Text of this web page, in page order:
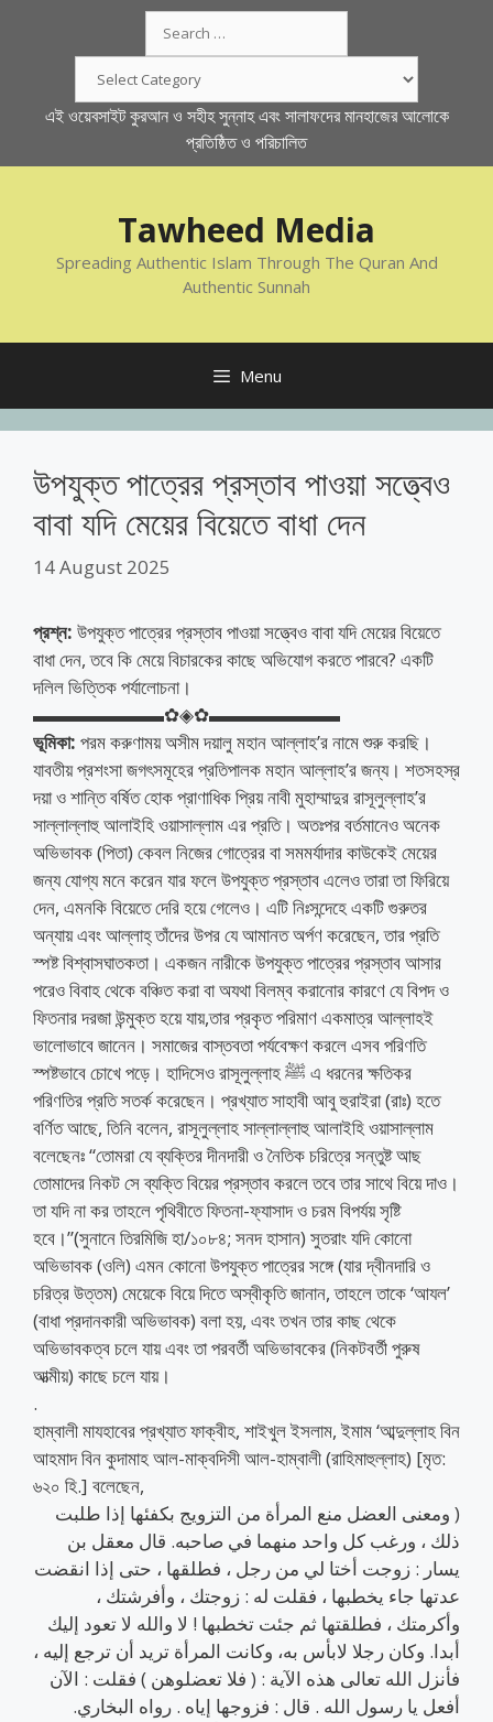
for:
এই ওয়েবসাইট কুরআন ও সহীহ সুন্নাহ এবং সালাফদের মানহাজের আলোকে
প্রতিষ্ঠিত ও পরিচালিত
Tawheed Media
Spreading Authentic Islam Through The Quran And
Authentic Sunnah
Menu
উপযুক্ত পাত্রের প্রস্তাব পাওয়া সত্ত্বেও
বাবা যদি মেয়ের বিয়েতে বাধা দেন
14 August 2025
প্রশ্ন: উপযুক্ত পাত্রের প্রস্তাব পাওয়া সত্ত্বেও বাবা যদি মেয়ের বিয়েতে
বাধা দেন, তবে কি মেয়ে বিচারকের কাছে অভিযোগ করতে পারবে? একটি
দলিল ভিত্তিক পর্যালোচনা।
▬▬▬▬▬▬▬✿◈✿▬▬▬▬▬▬▬
ভূমিকা: পরম করুণাময় অসীম দয়ালু মহান আল্লাহ’র নামে শুরু করছি।
যাবতীয় প্রশংসা জগৎসমূহের প্রতিপালক মহান আল্লাহ’র জন্য। শতসহস্র
দয়া ও শান্তি বর্ষিত হোক প্রাণাধিক প্রিয় নাবী মুহাম্মাদুর রাসূলুল্লাহ’র
সাল্লাল্লাহু আলাইহি ওয়াসাল্লাম এর প্রতি। অতঃপর বর্তমানেও অনেক
অভিভাবক (পিতা) কেবল নিজের গোত্রের বা সমমর্যাদার কাউকেই মেয়ের
জন্য যোগ্য মনে করেন যার ফলে উপযুক্ত প্রস্তাব এলেও তারা তা ফিরিয়ে
দেন, এমনকি বিয়েতে দেরি হয়ে গেলেও। এটি নিঃসন্দেহে একটি গুরুতর
অন্যায় এবং আল্লাহ্‌ তাঁদের উপর যে আমানত অর্পণ করেছেন, তার প্রতি
স্পষ্ট বিশ্বাসঘাতকতা। একজন নারীকে উপযুক্ত পাত্রের প্রস্তাব আসার
পরেও বিবাহ থেকে বঞ্চিত করা বা অযথা বিলম্ব করানোর কারণে যে বিপদ ও
ফিতনার দরজা উন্মুক্ত হয়ে যায়,তার প্রকৃত পরিমাণ একমাত্র আল্লাহই
ভালোভাবে জানেন। সমাজের বাস্তবতা পর্যবেক্ষণ করলে এসব পরিণতি
স্পষ্টভাবে চোখে পড়ে। হাদিসেও রাসূলুল্লাহ ﷺ এ ধরনের ক্ষতিকর
পরিণতির প্রতি সতর্ক করেছেন। প্রখ্যাত সাহাবী আবু হুরাইরা (রাঃ) হতে
বর্ণিত আছে, তিনি বলেন, রাসূলুল্লাহ সাল্লাল্লাহু আলাইহি ওয়াসাল্লাম
বলেছেনঃ “তোমরা যে ব্যক্তির দীনদারী ও নৈতিক চরিত্রে সন্তুষ্ট আছ
তোমাদের নিকট সে ব্যক্তি বিয়ের প্রস্তাব করলে তবে তার সাথে বিয়ে দাও।
তা যদি না কর তাহলে পৃথিবীতে ফিতনা-ফ্যাসাদ ও চরম বিপর্যয় সৃষ্টি
হবে।”(সুনানে তিরমিজি হা/১০৮৪; সনদ হাসান) সুতরাং যদি কোনো
অভিভাবক (ওলি) এমন কোনো উপযুক্ত পাত্রের সঙ্গে (যার দ্বীনদারি ও
চরিত্র উত্তম) মেয়েকে বিয়ে দিতে অস্বীকৃতি জানান, তাহলে তাকে ‘আযল’
(বাধা প্রদানকারী অভিভাবক) বলা হয়, এবং তখন তার কাছ থেকে
অভিভাবকত্ব চলে যায় এবং তা পরবর্তী অভিভাবকের (নিকটবর্তী পুরুষ
আত্মীয়) কাছে চলে যায়।
.
হাম্বালী মাযহাবের প্রখ্যাত ফাক্বীহ, শাইখুল ইসলাম, ইমাম ‘আব্দুল্লাহ বিন
আহমাদ বিন কুদামাহ আল-মাক্বদিসী আল-হাম্বালী (রাহিমাহুল্লাহ) [মৃত:
৬২০ হি.] বলেছেন,
( ومعنى العضل منع المرأة من التزويج بكفئها إذا طلبت
ذلك ، ورغب كل واحد منهما في صاحبه. قال معقل بن
يسار : زوجت أختا لي من رجل ، فطلقها ، حتى إذا انقضت
عدتها جاء يخطبها ، فقلت له : زوجتك ، وأفرشتك ،
وأكرمتك ، فطلقتها ثم جئت تخطبها ! لا والله لا تعود إليك
أبدا. وكان رجلا لابأس به، وكانت المرأة تريد أن ترجع إليه ،
فأنزل الله تعالى هذه الآية : ( فلا تعضلوهن ) فقلت : الآن
أفعل يا رسول الله . قال : فزوجها إياه . رواه البخاري.